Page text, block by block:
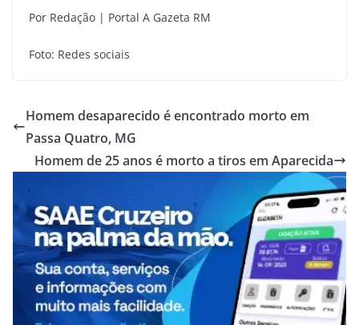
Por Redação | Portal A Gazeta RM
Foto: Redes sociais
Homem desaparecido é encontrado morto em
Passa Quatro, MG
Homem de 25 anos é morto a tiros em Aparecida